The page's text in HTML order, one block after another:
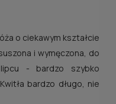
o ciekawym kształcie
i wymęczona, do
- bardzo szybko
bardzo długo, nie